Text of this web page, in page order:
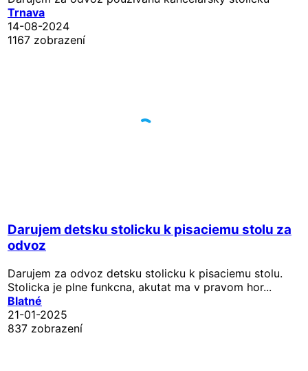
Trnava
14-08-2024
1167 zobrazení
Darujem detsku stolicku k pisaciemu stolu za
odvoz
Darujem za odvoz detsku stolicku k pisaciemu stolu.
Stolicka je plne funkcna, akutat ma v pravom hor...
Blatné
21-01-2025
837 zobrazení